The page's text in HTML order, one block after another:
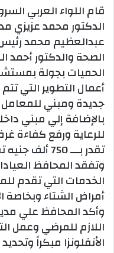
قام اللواء العربي
الدكتور محمد عزيزي
عبدالعظيم محمد
الصحة والدكتور
الحميات بجولة
أعمال التطوير التي
جديدة ومبني
للرعاية ورفع كفاءة
تقدر بـــ 750 ألف جنيه تقريباً .
وتفقد المحافظ
الخدمات التي تقدم
أمراض الشتاء وبخاصة
وأكد المحافظ علي
اللازم للمرضي وعمل
الأنفلونزا مبكراً